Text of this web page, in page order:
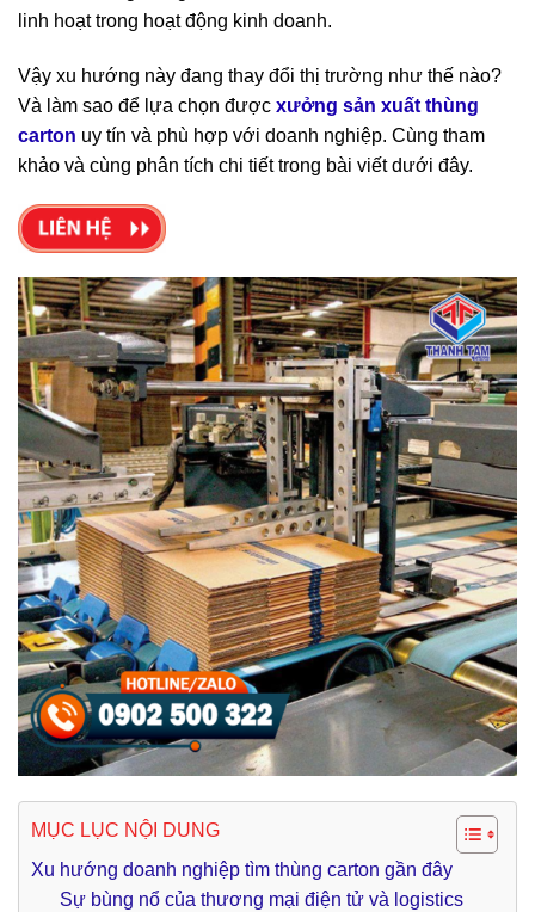
linh hoạt trong hoạt động kinh doanh.
Vậy xu hướng này đang thay đổi thị trường như thế nào?
Và làm sao để lựa chọn được xưởng sản xuất thùng
carton uy tín và phù hợp với doanh nghiệp. Cùng tham
khảo và cùng phân tích chi tiết trong bài viết dưới đây.
MỤC LỤC NỘI DUNG
Xu hướng doanh nghiệp tìm thùng carton gần đây
Sự bùng nổ của thương mại điện tử và logistics